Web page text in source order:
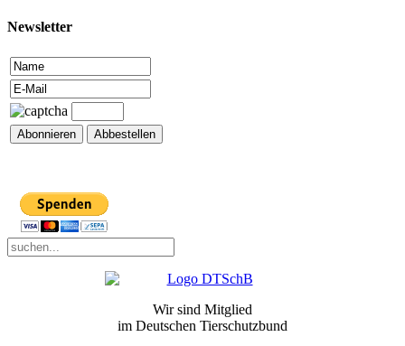
Newsletter
Wir sind Mitglied
im Deutschen Tierschutzbund